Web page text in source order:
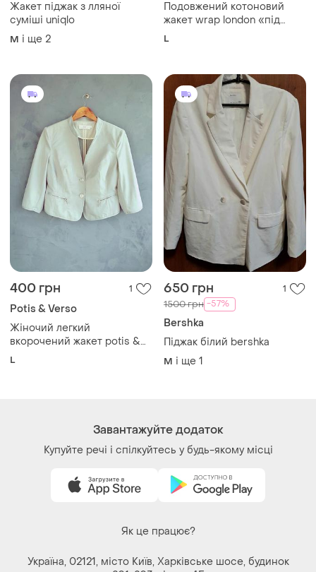
Жакет піджак з лляної
суміші uniqlo
M і ще 2
Подовжений котоновий
жакет wrap london «під
джинс» р.l
L
400 грн 1
Potis & Verso
Жіночий легкий
вкорочений жакет potis &
verso
L
650 грн 1
1500 грн -57%
Bershka
Піджак білий bershka
M і ще 1
Завантажуйте додаток
Купуйте речі і спілкуйтесь у будь-якому місці
Як це працює?
Україна, 02121, місто Київ, Харківське шосе, будинок